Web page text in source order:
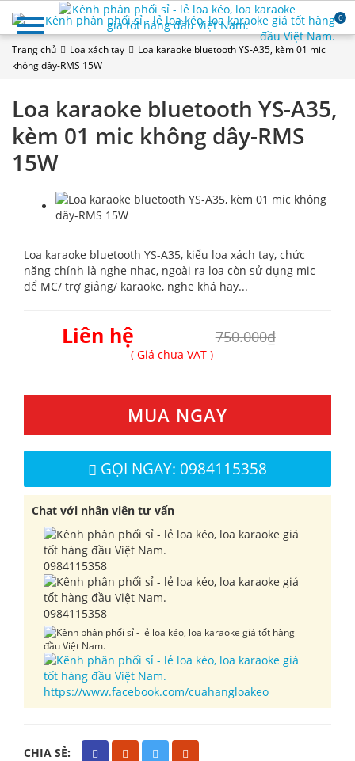
0
Trang chủ Loa xách tay
Loa karaoke bluetooth YS-A35, kèm 01 mic
không dây-RMS 15W
Loa karaoke bluetooth YS-A35,
kèm 01 mic không dây-RMS
15W
Loa karaoke bluetooth YS-A35, kiểu loa xách tay, chức
năng chính là nghe nhạc, ngoài ra loa còn sử dụng mic
để MC/ trợ giảng/ karaoke, nghe khá hay...
Liên hệ 750.000₫
( Giá chưa VAT )
MUA NGAY
GỌI NGAY: 0984115358
Chat với nhân viên tư vấn
0984115358
0984115358
https://www.facebook.com/cuahangloakeo
CHIA SẺ: